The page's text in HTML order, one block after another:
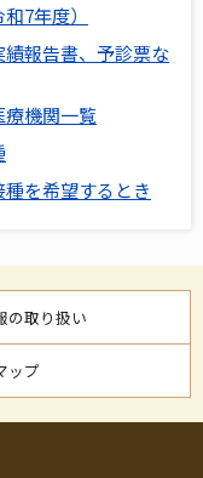
7年度）
報告書、予診票な
機関一覧
種を希望するとき
の取り扱い
ップ